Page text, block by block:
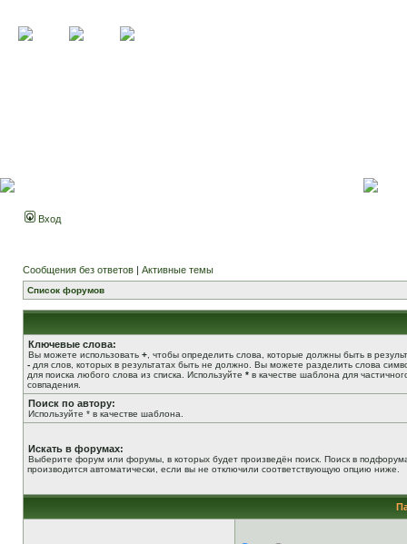
Вход
Сообщения без ответов | Активные темы
Список форумов
Ключевые слова:
Вы можете использовать + , чтобы определить слова, которые должны быть в
- для слов, которых в результатах быть не должно. Вы можете разделить слова
для поиска любого слова из списка. Используйте * в качестве шаблона для
совпадения.
Поиск по автору:
Используйте * в качестве шаблона.
Искать в форумах:
Выберите форум или форумы, в которых будет произведён поиск. Поиск в
производится автоматически, если вы не отключили соответствующую опцию ниже.